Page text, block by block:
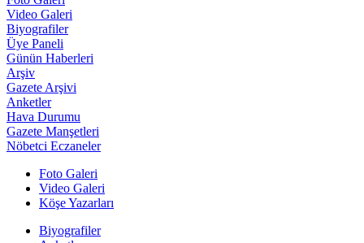
Video Galeri
Biyografiler
Üye Paneli
Günün Haberleri
Arşiv
Gazete Arşivi
Anketler
Hava Durumu
Gazete Manşetleri
Nöbetci Eczaneler
Foto Galeri
Video Galeri
Köşe Yazarları
Biyografiler